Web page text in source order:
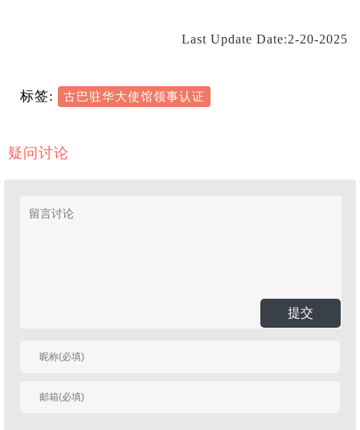
Last Update Date:2-20-2025
标签: 古巴驻华大使馆领事认证
疑问讨论
有人回复时邮件通知
提交